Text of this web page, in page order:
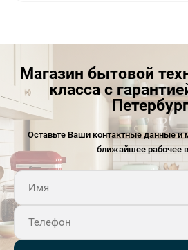
Магазин бытовой
класса с
Оставьте Ваши контактные данные
ближайшее рабочее